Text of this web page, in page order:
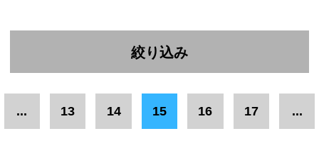
絞り込み
エリア
福島市 県北エリア 福島県全域
... 13 14 15 16 17 ...